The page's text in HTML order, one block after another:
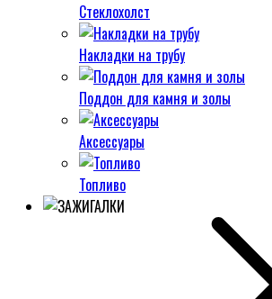
Стеклохолст
Накладки на трубу
Поддон для камня и золы
Аксессуары
Топливо